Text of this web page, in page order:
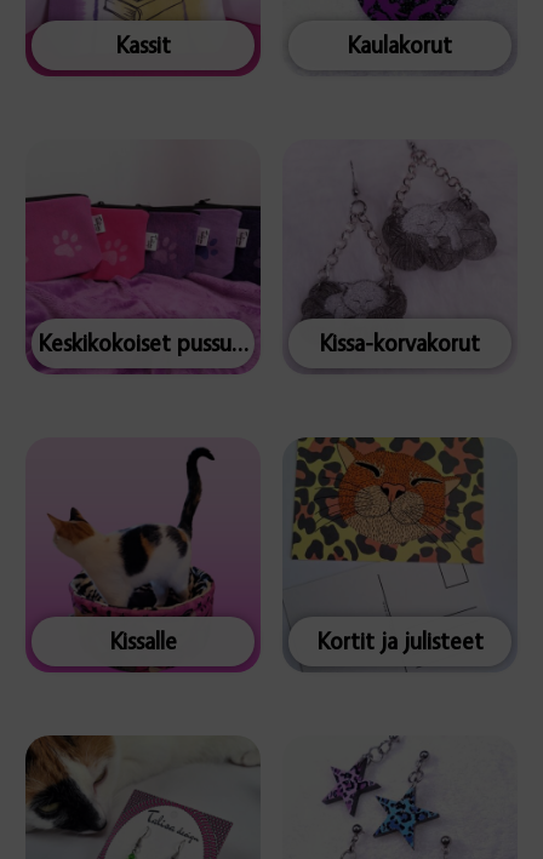
Kassit Kaulakorut
Keskikokoiset pussukat Kissa-korvakorut
Kissalle Kortit ja julisteet